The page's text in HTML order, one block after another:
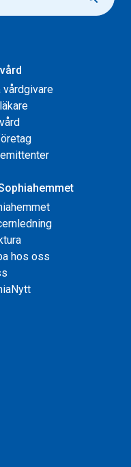
vårdgivare
hos oss